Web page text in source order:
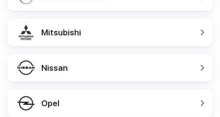
Mitsubishi
Nissan
Opel